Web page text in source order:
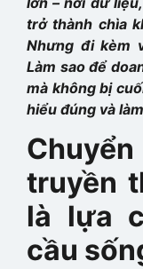
trở thành chìa
Nhưng đi kèm
Làm sao để
mà không bị
hiểu đúng và
truyền
là lựa
cầu